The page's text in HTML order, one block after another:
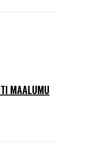
MAALUMU